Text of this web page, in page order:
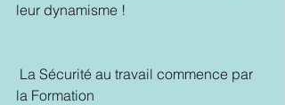
leur dynamisme !
La Sécurité au travail commence par
la Formation